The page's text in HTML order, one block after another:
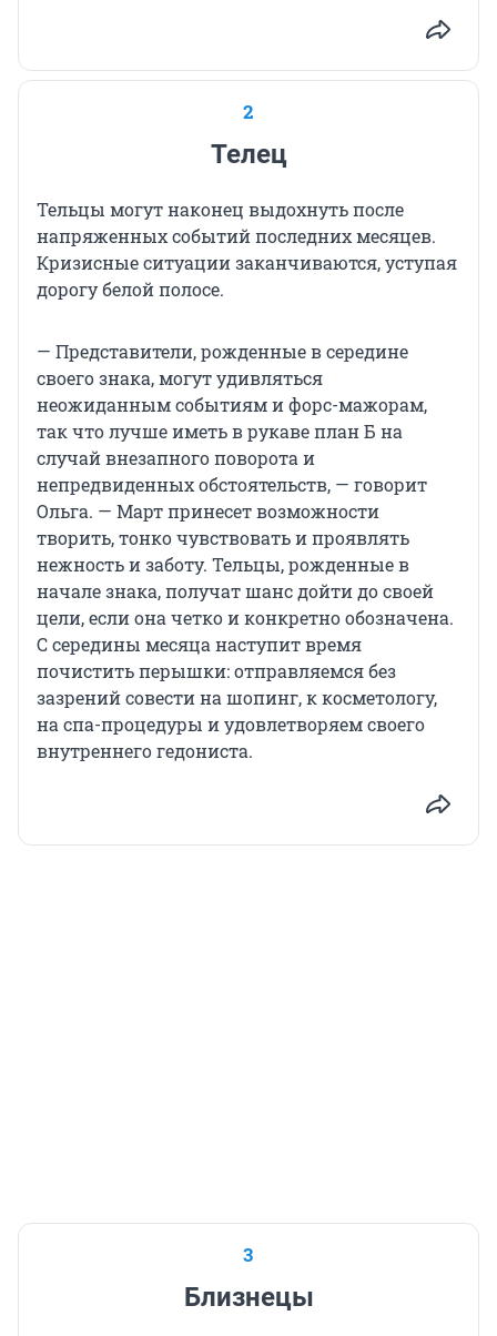
2
Телец
Тельцы могут наконец выдохнуть после
напряженных событий последних месяцев.
Кризисные ситуации заканчиваются, уступая
дорогу белой полосе.
— Представители, рожденные в середине
своего знака, могут удивляться
неожиданным событиям и форс-мажорам,
так что лучше иметь в рукаве план Б на
случай внезапного поворота и
непредвиденных обстоятельств, — говорит
Ольга. — Март принесет возможности
творить, тонко чувствовать и проявлять
нежность и заботу. Тельцы, рожденные в
начале знака, получат шанс дойти до своей
цели, если она четко и конкретно обозначена.
С середины месяца наступит время
почистить перышки: отправляемся без
зазрений совести на шопинг, к косметологу,
на спа-процедуры и удовлетворяем своего
внутреннего гедониста.
3
Близнецы